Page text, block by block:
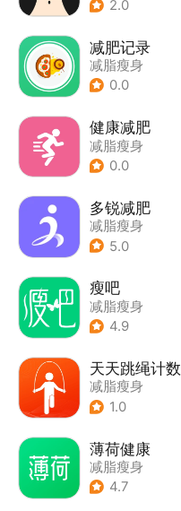
2.0
减肥记录
减脂瘦身
0.0
健康减肥
减脂瘦身
0.0
多锐减肥
减脂瘦身
5.0
瘦吧
减脂瘦身
4.9
天天跳绳计数
减脂瘦身
1.0
薄荷健康
减脂瘦身
4.7